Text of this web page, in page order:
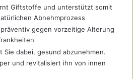
Giftstoffe und unterstützt somit
Abnehmprozess
gegen vorzeitige Alterung
Sie dabei, gesund abzunehmen.
und revitalisiert ihn von innen